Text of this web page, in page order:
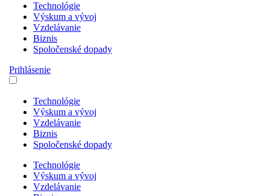
Technológie
Výskum a vývoj
Vzdelávanie
Biznis
Spoločenské dopady
Prihlásenie
Technológie
Výskum a vývoj
Vzdelávanie
Biznis
Spoločenské dopady
Technológie
Výskum a vývoj
Vzdelávanie